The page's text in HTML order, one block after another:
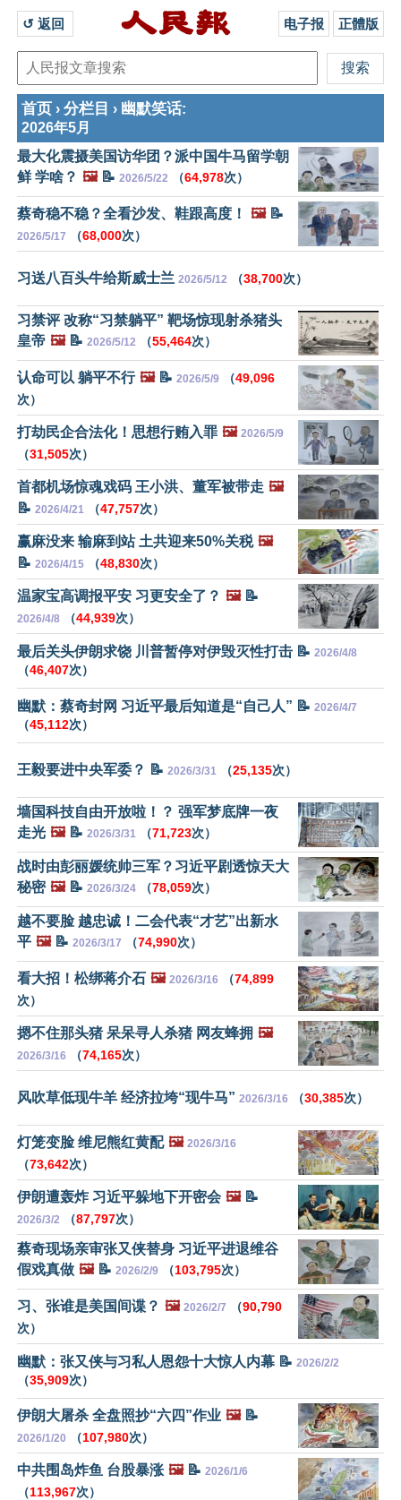
↺ 返回 电子报 正體版
首页 › 分栏目 › 幽默笑话:
2026年5月
最大化震摄美国访华团？派中国牛马留学朝
鲜 学啥？ 🖼️📝 2026/5/22 （64,978次）
蔡奇稳不稳？全看沙发、鞋跟高度！ 🖼️📝
2026/5/17 （68,000次）
习送八百头牛给斯威士兰 2026/5/12 （38,700次）
习禁评 改称“习禁躺平” 靶场惊现射杀猪头
皇帝 🖼️📝 2026/5/12 （55,464次）
认命可以 躺平不行 🖼️📝 2026/5/9 （49,096
次）
打劫民企合法化！思想行贿入罪 🖼️ 2026/5/9
（31,505次）
首都机场惊魂戏码 王小洪、董军被带走 🖼️
📝 2026/4/21 （47,757次）
赢麻没来 输麻到站 土共迎来50%关税 🖼️
📝 2026/4/15 （48,830次）
温家宝高调报平安 习更安全了？ 🖼️📝
2026/4/8 （44,939次）
最后关头伊朗求饶 川普暂停对伊毁灭性打击 📝 2026/4/8
（46,407次）
幽默：蔡奇封网 习近平最后知道是“自己人” 📝 2026/4/7
（45,112次）
王毅要进中央军委？ 📝 2026/3/31 （25,135次）
墙国科技自由开放啦！？ 强军梦底牌一夜
走光 🖼️📝 2026/3/31 （71,723次）
战时由彭丽媛统帅三军？习近平剧透惊天大
秘密 🖼️📝 2026/3/24 （78,059次）
越不要脸 越忠诚！二会代表“才艺”出新水
平 🖼️📝 2026/3/17 （74,990次）
看大招！松绑蒋介石 🖼️ 2026/3/16 （74,899
次）
摁不住那头猪 呆呆寻人杀猪 网友蜂拥 🖼️
2026/3/16 （74,165次）
风吹草低现牛羊 经济拉垮“现牛马” 2026/3/16 （30,385次）
灯笼变脸 维尼熊红黄配 🖼️ 2026/3/16
（73,642次）
伊朗遭轰炸 习近平躲地下开密会 🖼️📝
2026/3/2 （87,797次）
蔡奇现场亲审张又侠替身 习近平进退维谷
假戏真做 🖼️📝 2026/2/9 （103,795次）
习、张谁是美国间谍？ 🖼️ 2026/2/7 （90,790
次）
幽默：张又侠与习私人恩怨十大惊人内幕 📝 2026/2/2
（35,909次）
伊朗大屠杀 全盘照抄“六四”作业 🖼️📝
2026/1/20 （107,980次）
中共围岛炸鱼 台股暴涨 🖼️📝 2026/1/6
（113,967次）